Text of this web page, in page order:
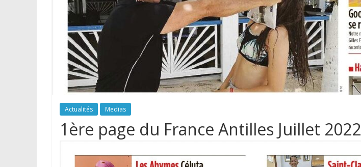
Actualités Medias
1ère page du France Antilles Juillet 2022